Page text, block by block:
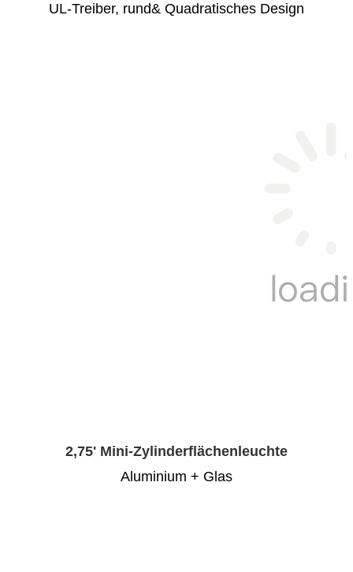
UL-Treiber, rund& Quadratisches Design
2,75' Mini-Zylinderflächenleuchte
Aluminium + Glas